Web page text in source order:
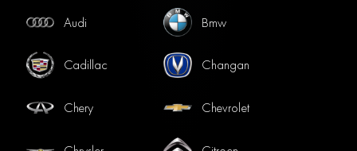
Audi Bmw
Cadillac Changan
Chery Chevrolet